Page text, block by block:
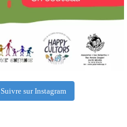
Suivre sur Instagram